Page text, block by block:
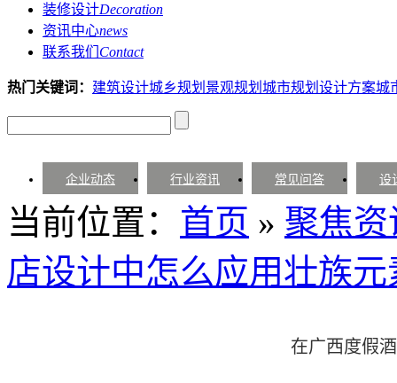
装修设计Decoration
资讯中心news
联系我们 Contact
热门关键词： 建筑设计城乡规划 景观规划 城市规划设计方案城
企业动态 行业资讯 常见问答 设
当前位置： 首页 » 聚焦资
店设计中怎么应用壮族元
在广西度假